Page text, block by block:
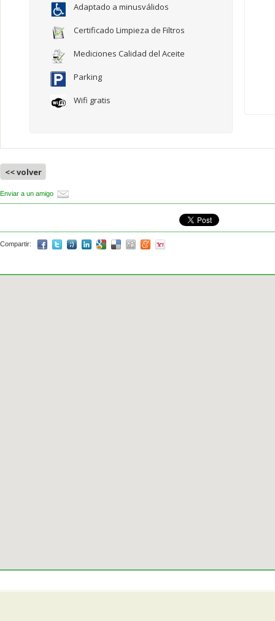
Adaptado a minusválidos
Certificado Limpieza de Filtros
Mediciones Calidad del Aceite
Parking
Wifi gratis
<< volver
Enviar a un amigo
Compartir: